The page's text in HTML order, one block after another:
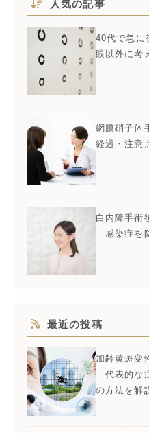
人気の記事
40代で急
眼以外に考
網膜硝子体
経過・注意
白内障手術
感染症を
最近の投稿
加齢黄斑変
代表的な
の方法を解